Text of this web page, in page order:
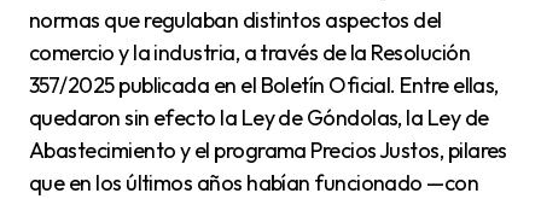
normas que regulaban distintos aspectos del
comercio y la industria, a través de la Resolución
357/2025 publicada en el Boletín Oficial. Entre ellas,
quedaron sin efecto la Ley de Góndolas, la Ley de
Abastecimiento y el programa Precios Justos, pilares
que en los últimos años habían funcionado —con